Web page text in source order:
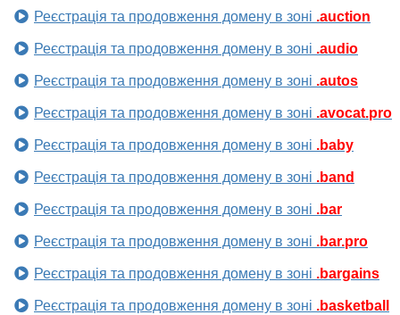
Реєстрація та продовження домену в зоні .auction
Реєстрація та продовження домену в зоні .audio
Реєстрація та продовження домену в зоні .autos
Реєстрація та продовження домену в зоні .avocat.pro
Реєстрація та продовження домену в зоні .baby
Реєстрація та продовження домену в зоні .band
Реєстрація та продовження домену в зоні .bar
Реєстрація та продовження домену в зоні .bar.pro
Реєстрація та продовження домену в зоні .bargains
Реєстрація та продовження домену в зоні .basketball